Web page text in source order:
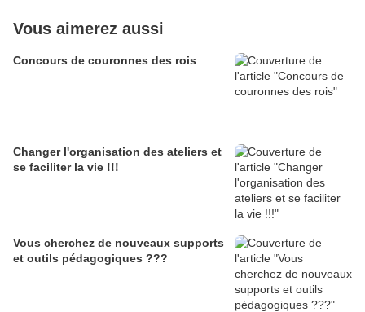
Vous aimerez aussi
Concours de couronnes des rois
Changer l'organisation des ateliers et
se faciliter la vie !!!
Vous cherchez de nouveaux supports
et outils pédagogiques ???